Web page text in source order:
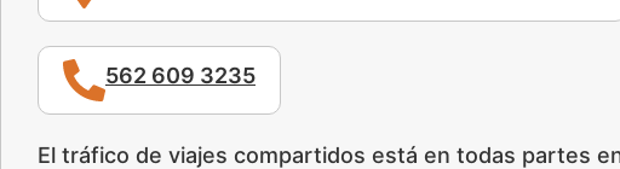
562 609 3235
El tráfico de viajes compartidos está en todas partes